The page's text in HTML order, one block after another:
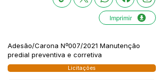
Imprimir
Adesão/Carona Nº007/2021 Manutenção
predial preventiva e corretiva
Licitações